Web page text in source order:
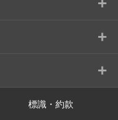
+
+
標識・約款